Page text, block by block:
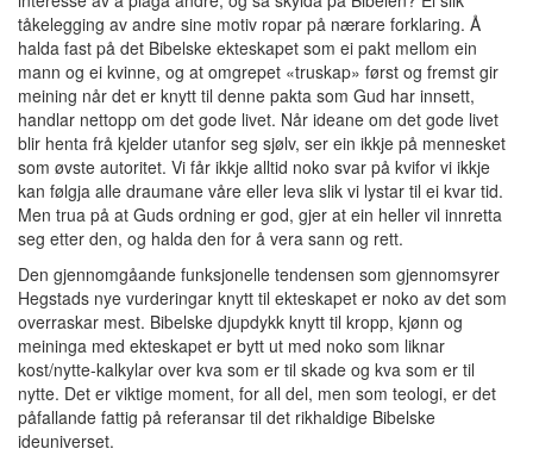
tåkelegging av andre sine motiv ropar på nærare forklaring. Å
halda fast på det Bibelske ekteskapet som ei pakt mellom ein
mann og ei kvinne, og at omgrepet «truskap» først og fremst gir
meining når det er knytt til denne pakta som Gud har innsett,
handlar nettopp om det gode livet. Når ideane om det gode livet
blir henta frå kjelder utanfor seg sjølv, ser ein ikkje på mennesket
som øvste autoritet. Vi får ikkje alltid noko svar på kvifor vi ikkje
kan følgja alle draumane våre eller leva slik vi lystar til ei kvar tid.
Men trua på at Guds ordning er god, gjer at ein heller vil innretta
seg etter den, og halda den for å vera sann og rett.
Den gjennomgåande funksjonelle tendensen som gjennomsyrer
Hegstads nye vurderingar knytt til ekteskapet er noko av det som
overraskar mest. Bibelske djupdykk knytt til kropp, kjønn og
meininga med ekteskapet er bytt ut med noko som liknar
kost/nytte-kalkylar over kva som er til skade og kva som er til
nytte. Det er viktige moment, for all del, men som teologi, er det
påfallande fattig på referansar til det rikhaldige Bibelske
ideuniverset.